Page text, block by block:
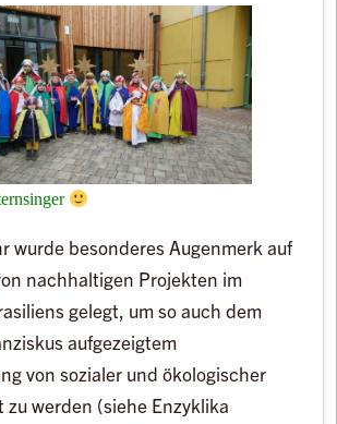
wurde besonderes Augenmerk auf
nachhaltigen Projekten im
gelegt, um so auch dem
aufgezeigtem
von sozialer und ökologischer
zu werden (siehe Enzyklika